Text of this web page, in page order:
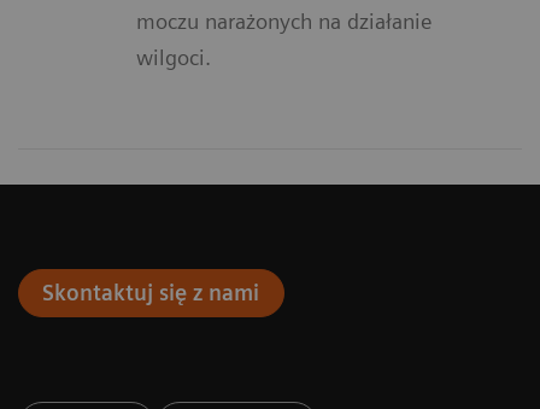
moczu narażonych na działanie
wilgoci.
Skontaktuj się z nami